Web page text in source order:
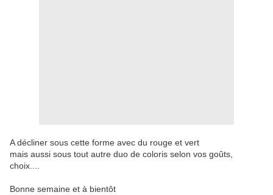
A décliner sous cette forme avec du rouge et vert
mais aussi sous tout autre duo de coloris selon vos goûts,
choix....
Bonne semaine et à bientôt